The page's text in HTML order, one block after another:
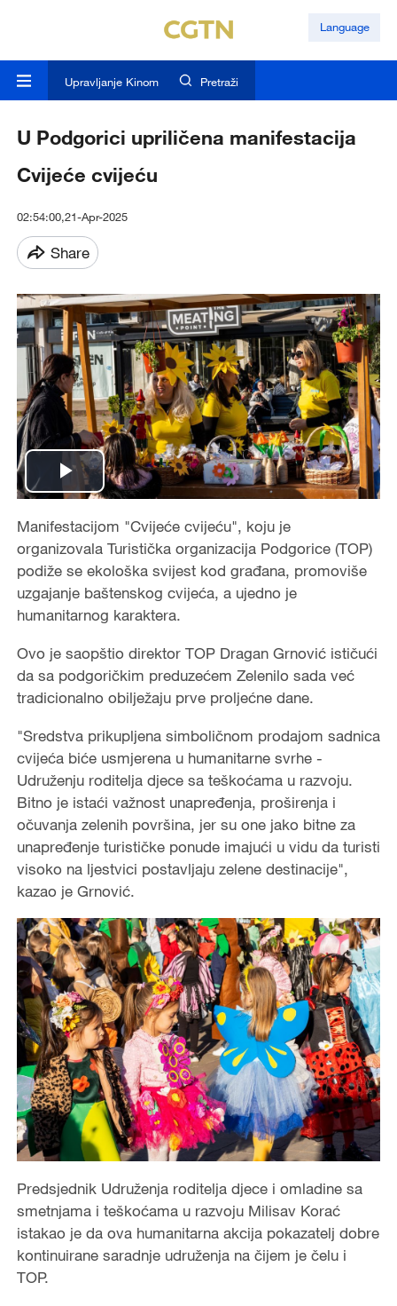
Language
Upravljanje Kinom Pretraži
U Podgorici upriličena manifestacija
Cvijeće cvijeću
02:54:00,21-Apr-2025
Share
Play
Video
Manifestacijom "Cvijeće cvijeću", koju je
organizovala Turistička organizacija Podgorice (TOP)
podiže se ekološka svijest kod građana, promoviše
uzgajanje baštenskog cvijeća, a ujedno je
humanitarnog karaktera.
Ovo je saopštio direktor TOP Dragan Grnović ističući
da sa podgoričkim preduzećem Zelenilo sada već
tradicionalno obilježaju prve proljećne dane.
"Sredstva prikupljena simboličnom prodajom sadnica
cvijeća biće usmjerena u humanitarne svrhe -
Udruženju roditelja djece sa teškoćama u razvoju.
Bitno je istaći važnost unapređenja, proširenja i
očuvanja zelenih površina, jer su one jako bitne za
unapređenje turističke ponude imajući u vidu da turisti
visoko na ljestvici postavljaju zelene destinacije",
kazao je Grnović.
Predsjednik Udruženja roditelja djece i omladine sa
smetnjama i teškoćama u razvoju Milisav Korać
istakao je da ova humanitarna akcija pokazatelj dobre
kontinuirane saradnje udruženja na čijem je čelu i
TOP.